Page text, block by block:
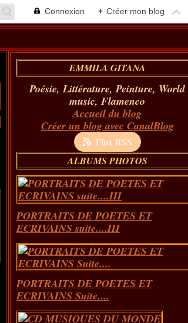
Connexion + Créer mon blog
EMMILA GITANA
Poésie, Littérature, Peinture, World
music, Flamenco
Accueil du blog
Créer un blog avec CanalBlog
Flux RSS
ALBUMS PHOTOS
PORTRAITS DE POETES ET
ECRIVAINS suite....III
PORTRAITS DE POETES ET
ECRIVAINS Suite....